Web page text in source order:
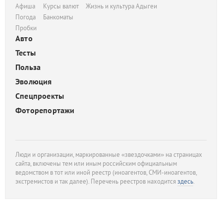
Афиша
Погода
Пробки
Курсы валют
Банкоматы
Жизнь и культура Адыгеи
Авто
Тесты
Польза
Эволюция
Спецпроекты
Фоторепортажи
Люди и организации, маркированные «звездочками» на страницах
сайта, включены тем или иным российским официальным
ведомством в тот или иной реестр (иноагентов, СМИ-иноагентов,
экстремистов и так далее). Перечень реестров находитсяздесь.